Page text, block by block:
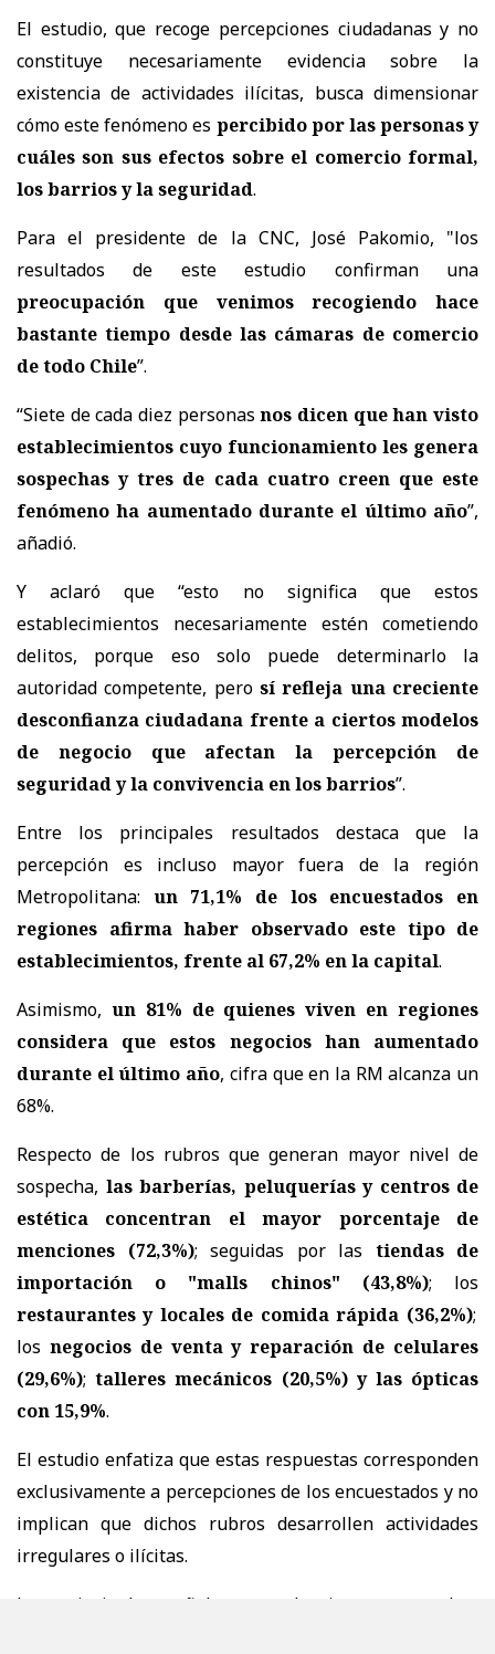
El estudio, que recoge percepciones ciudadanas y no
constituye necesariamente evidencia sobre la
existencia de actividades ilícitas, busca dimensionar
cómo este fenómeno es percibido por las personas y
cuáles son sus efectos sobre el comercio formal,
los barrios y la seguridad.
Para el presidente de la CNC, José Pakomio, "los
resultados de este estudio confirman una
preocupación que venimos recogiendo hace
bastante tiempo desde las cámaras de comercio
de todo Chile”.
“Siete de cada diez personasnos dicen que han visto
establecimientos cuyo funcionamiento les genera
sospechas y tres de cada cuatro creen que este
fenómeno ha aumentado durante el último año”,
añadió.
Y aclaró que “esto no significa que estos
establecimientos necesariamente estén cometiendo
delitos, porque eso solo puede determinarlo la
autoridad competente, perosí refleja una creciente
desconfianza ciudadana frente a ciertos modelos
de negocio que afectan la percepción de
seguridad y la convivencia en los barrios”.
Entre los principales resultados destaca que la
percepción es incluso mayor fuera de la región
Metropolitana: un 71,1% de los encuestados en
regiones afirma haber observado este tipo de
establecimientos, frente al 67,2% en la capital.
Asimismo, un 81% de quienes viven en regiones
considera que estos negocios han aumentado
durante el último año, cifra que en la RM alcanza un
68%.
Respecto de los rubros que generan mayor nivel de
sospecha, las barberías, peluquerías y centros de
estética concentran el mayor porcentaje de
menciones (72,3%); seguidas por las tiendas de
importación o "malls chinos" (43,8%); los
restaurantes y locales de comida rápida (36,2%);
los negocios de venta y reparación de celulares
(29,6%);talleres mecánicos (20,5%) y las ópticas
con 15,9%.
El estudio enfatiza que estas respuestas corresponden
exclusivamente a percepciones de los encuestados y no
implican que dichos rubros desarrollen actividades
irregulares o ilícitas.
Las principales señales que despiertan sospechas